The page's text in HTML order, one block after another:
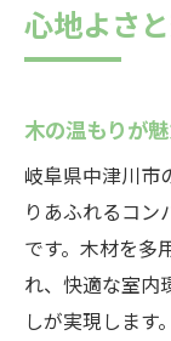
心地よさ
木の温もりが
岐阜県中津川市
りあふれるコン
です。木材を多
れ、快適な室内
しが実現します